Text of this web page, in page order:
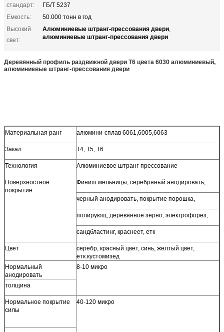
стандарт:
ГБ/Т 5237
Емкость:
50.000 тонн в год
Высокий
свет:
Алюминиевые штранг-прессования двери,
алюминиевые штранг-прессования двери
Деревянный профиль раздвижной двери Т6 цвета 6030 алюминиевый,
алюминиевые штранг-прессования двери
Материальная ранг алюмини-сплав 6061,6005,6063
Закал Т4, Т5, Т6
Технология Алюминиевое штранг-прессование
Поверхностное
покрытие
Финиш мельницы, серебряный анодировать,
черный анодировать, покрытие порошка,
полирующ, деревянное зерно, электрофорез,
сандбластинг, краснеет, етк
Цвет
серебр, красный цвет, синь, желтый цвет,
етк.кустомизед
Нормальный
анодировать
8-10 микро
толщина
Нормальное покрытие
силы
40-120 микро